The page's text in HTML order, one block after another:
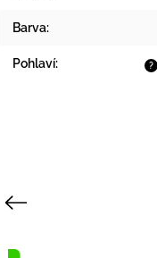
Barva:
?
Pohlaví:
Previous